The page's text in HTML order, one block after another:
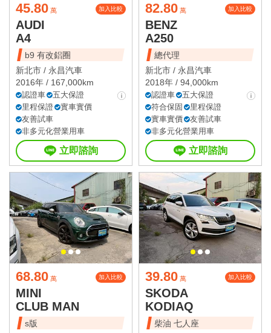
45.80 萬 加入比較
AUDI
A4
b9 有改鋁圈
新北市 / 永昌汽車
2016年 / 167,000km
認證車
五大保證
里程保證
實車實價
友善試車
非多元化營業用車
立即諮詢
82.80 萬 加入比較
BENZ
A250
總代理
新北市 / 永昌汽車
2018年 / 94,000km
認證車
五大保證
符合保固
里程保證
實車實價
友善試車
非多元化營業用車
立即諮詢
68.80 萬 加入比較
MINI
CLUB MAN
s版
39.80 萬 加入比較
SKODA
KODIAQ
柴油 七人座